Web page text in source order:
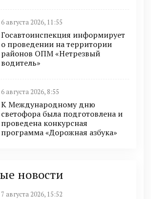
6 августа 2026, 11:55
Госавтоинспекция информирует
о проведении на территории
районов ОПМ «Нетрезвый
водитель»
6 августа 2026, 8:55
К Международному дню
светофора была подготовлена и
проведена конкурсная
программа «Дорожная азбука»
новости
7 августа 2026, 15:52